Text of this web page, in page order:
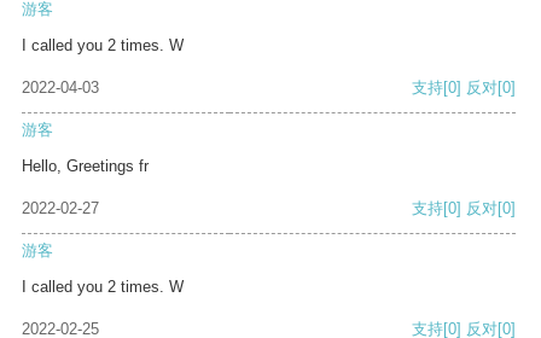
游客
I called you 2 times. W
2022-04-03 支持[0] 反对[0]
游客
Hello, Greetings fr
2022-02-27 支持[0] 反对[0]
游客
I called you 2 times. W
2022-02-25 支持[0] 反对[0]